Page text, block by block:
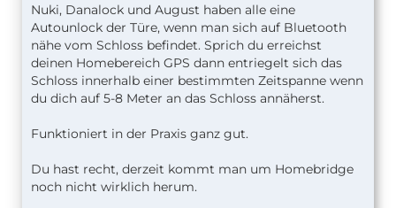
Nuki, Danalock und August haben alle eine
Autounlock der Türe, wenn man sich auf Bluetooth
nähe vom Schloss befindet. Sprich du erreichst
deinen Homebereich GPS dann entriegelt sich das
Schloss innerhalb einer bestimmten Zeitspanne wenn
du dich auf 5-8 Meter an das Schloss annäherst.
Funktioniert in der Praxis ganz gut.
Du hast recht, derzeit kommt man um Homebridge
noch nicht wirklich herum.